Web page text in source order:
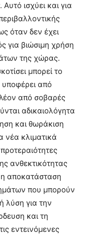
ισχύει και για
όταν δεν έχει
για βιώσιμη χρήση
της χώρας.
μπορεί το
από
από σοβαρές
αδικαιολόγητα
και θωράκιση
νέα κλιματικά
ανθεκτικότητας
αποκατάσταση
που μπορούν
λύση για την
και τη
εντεινόμενες